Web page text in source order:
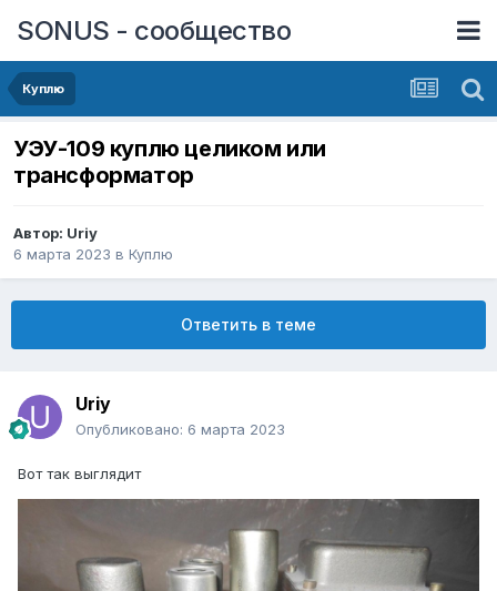
SONUS - сообщество
Куплю
УЭУ-109 куплю целиком или
трансформатор
Автор: Uriy
6 марта 2023 в Куплю
Ответить в теме
Uriy
Опубликовано: 6 марта 2023
Вот так выглядит